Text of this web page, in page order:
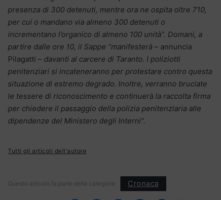
presenza di 300 detenuti, mentre ora ne ospita oltre 710,
per cui o mandano via almeno 300 detenuti o
incrementano l’organico di almeno 100 unità”. Domani, a
partire dalle ore 10, il Sappe “manifesterà – annuncia
Pilagatti – davanti al carcere di Taranto. I poliziotti
penitenziari si incateneranno per protestare contro questa
situazione di estremo degrado. Inoltre, verranno bruciate
le tessere di riconoscimento e continuerà la raccolta firma
per chiedere il passaggio della polizia penitenziaria alle
dipendenze del Ministero degli Interni”.
Tutti gli articoli dell'autore
Questo articolo fa parte delle categorie: Cronaca